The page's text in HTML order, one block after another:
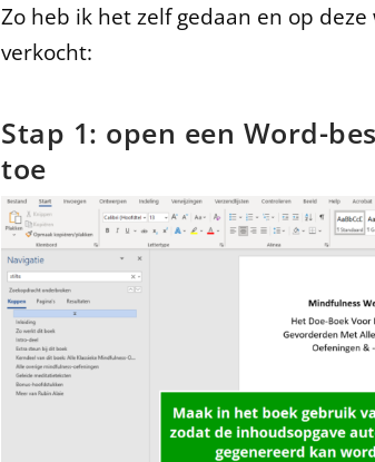
Zo heb ik het zelf gedaan en op
verkocht:
Stap 1: open een Word-
toe